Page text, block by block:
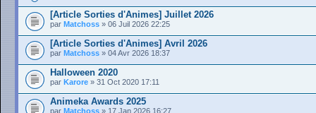
[Article Sorties d'Animes] Juillet 2026
par Matchoss » 06 Juil 2026 22:25
[Article Sorties d'Animes] Avril 2026
par Matchoss » 04 Avr 2026 18:37
Halloween 2020
par Karore » 31 Oct 2020 17:11
Animeka Awards 2025
par Matchoss » 17 Jan 2026 16:27